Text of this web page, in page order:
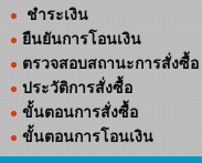
ชำระเงิน
ยืนยันการโอนเงิน
ตรวจสอบสถานะการสั่งซื้อ
ประวัติการสั่งซื้อ
ขั้นตอนการสั่งซื้อ
ขั้นตอนการโอนเงิน